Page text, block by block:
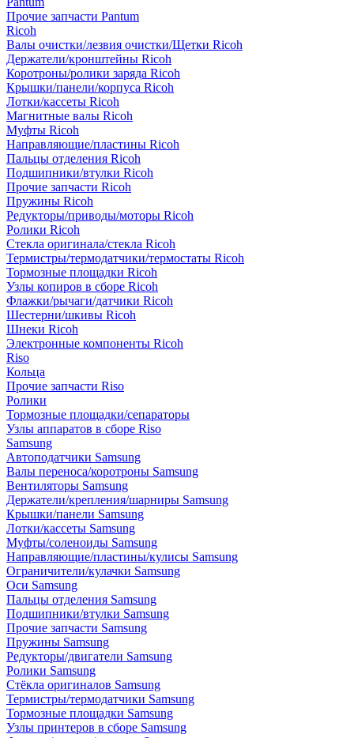
Прочие запчасти Pantum
Ricoh
Валы очистки/лезвия очистки/Щетки Ricoh
Держатели/кронштейны Ricoh
Коротроны/ролики заряда Ricoh
Крышки/панели/корпуса Ricoh
Лотки/кассеты Ricoh
Магнитные валы Ricoh
Муфты Ricoh
Направляющие/пластины Ricoh
Пальцы отделения Ricoh
Подшипники/втулки Ricoh
Прочие запчасти Ricoh
Пружины Ricoh
Редукторы/приводы/моторы Ricoh
Ролики Ricoh
Стекла оригинала/стекла Ricoh
Термистры/термодатчики/термостаты Ricoh
Тормозные площадки Ricoh
Узлы копиров в сборе Ricoh
Флажки/рычаги/датчики Ricoh
Шестерни/шкивы Ricoh
Шнеки Ricoh
Электронные компоненты Ricoh
Riso
Кольца
Прочие запчасти Riso
Ролики
Тормозные площадки/сепараторы
Узлы аппаратов в сборе Riso
Samsung
Автоподатчики Samsung
Валы переноса/коротроны Samsung
Вентиляторы Samsung
Держатели/крепления/шарниры Samsung
Крышки/панели Samsung
Лотки/кассеты Samsung
Муфты/соленоиды Samsung
Направляющие/пластины/кулисы Samsung
Ограничители/кулачки Samsung
Оси Samsung
Пальцы отделения Samsung
Подшипники/втулки Samsung
Прочие запчасти Samsung
Пружины Samsung
Редукторы/двигатели Samsung
Ролики Samsung
Стёкла оригиналов Samsung
Термистры/термодатчики Samsung
Тормозные площадки Samsung
Узлы принтеров в сборе Samsung